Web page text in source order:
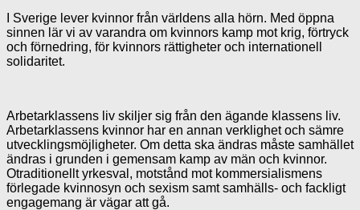
I Sverige lever kvinnor från världens alla hörn. Med öppna
sinnen lär vi av varandra om kvinnors kamp mot krig, förtryck
och förnedring, för kvinnors rättigheter och internationell
solidaritet.
Arbetarklassens liv skiljer sig från den ägande klassens liv.
Arbetarklassens kvinnor har en annan verklighet och sämre
utvecklingsmöjligheter. Om detta ska ändras måste samhället
ändras i grunden i gemensam kamp av män och kvinnor.
Otraditionellt yrkesval, motstånd mot kommersialismens
förlegade kvinnosyn och sexism samt samhälls- och fackligt
engagemang är vägar att gå.